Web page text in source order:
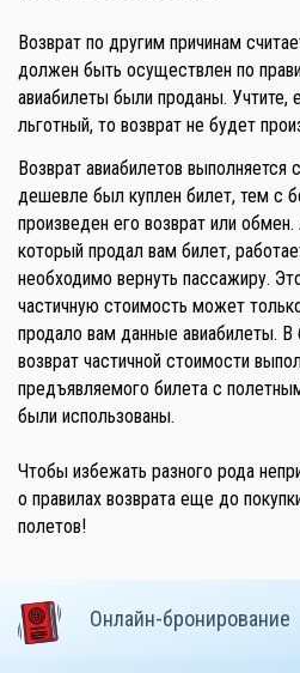
Возврат по другим причинам
должен быть осуществлен по
авиабилеты были проданы. Учтите,
льготный, то возврат не будет
Возврат авиабилетов
дешевле был куплен билет, тем с
произведен его возврат или обмен.
который продал вам билет,
необходимо вернуть пассажиру.
частичную стоимость может
продало вам данные авиабилеты. В
возврат частичной стоимости
предъявляемого билета с
были использованы.
Чтобы избежать разного рода
о правилах возврата еще до
полетов!
Онлайн-бронирование